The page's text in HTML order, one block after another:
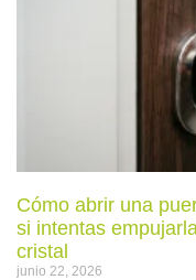
Cómo abrir una
si intentas
cristal
junio 22, 2026